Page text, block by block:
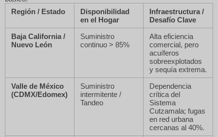
Región / Estado
Disponibilidad
en el Hogar
Infraestructura /
Desafío Clave
Baja California /
Nuevo León
Suministro
continuo > 85%
Alta eficiencia
comercial, pero
acuíferos
sobreexplotados
y sequía extrema.
Valle de México
(CDMX/Edomex)
Suministro
intermitente /
Tandeo
Dependencia
crítica del
Sistema
Cutzamala; fugas
en red urbana
cercanas al 40%.